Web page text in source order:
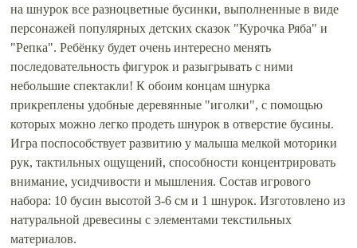
на шнурок все разноцветные бусинки, выполненные в виде
персонажей популярных детских сказок "Курочка Ряба" и
"Репка". Ребёнку будет очень интересно менять
последовательность фигурок и разыгрывать с ними
небольшие спектакли! К обоим концам шнурка
прикреплены удобные деревянные "иголки", с помощью
которых можно легко продеть шнурок в отверстие бусины.
Игра поспособствует развитию у малыша мелкой моторики
рук, тактильных ощущений, способности концентрировать
внимание, усидчивости и мышления. Состав игрового
набора: 10 бусин высотой 3-6 см и 1 шнурок. Изготовлено из
натуральной древесины с элементами текстильных
материалов.